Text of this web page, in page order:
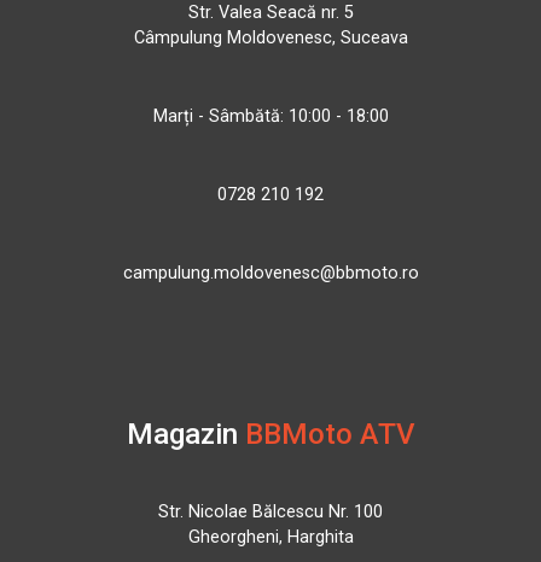
Str. Valea Seacă nr. 5
Câmpulung Moldovenesc, Suceava
Marți - Sâmbătă: 10:00 - 18:00
0728 210 192
campulung.moldovenesc@bbmoto.ro
Magazin BBMoto ATV
Str. Nicolae Bălcescu Nr. 100
Gheorgheni, Harghita